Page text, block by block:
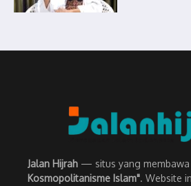
Jalan Hijrah — situs yang membawa
Kosmopolitanisme Islam". Website